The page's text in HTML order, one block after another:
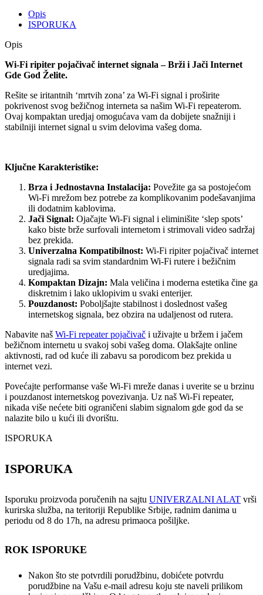
Opis
ISPORUKA
Opis
Wi-Fi ripiter pojačivač internet signala – Brži i Jači Internet
Gde God Želite.
Rešite se iritantnih ‘mrtvih zona’ za Wi-Fi signal i proširite
pokrivenost svog bežičnog interneta sa našim Wi-Fi repeaterom.
Ovaj kompaktan uredjaj omogućava vam da dobijete snažniji i
stabilniji internet signal u svim delovima vašeg doma.
Ključne Karakteristike:
Brza i Jednostavna Instalacija: Povežite ga sa postojećom
Wi-Fi mrežom bez potrebe za komplikovanim podešavanjima
ili dodatnim kablovima.
Jači Signal: Ojačajte Wi-Fi signal i eliminišite ‘slep spots’
kako biste brže surfovali internetom i strimovali video sadržaj
bez prekida.
Univerzalna Kompatibilnost: Wi-Fi ripiter pojačivač internet
signala radi sa svim standardnim Wi-Fi rutere i bežičnim
uredjajima.
Kompaktan Dizajn: Mala veličina i moderna estetika čine ga
diskretnim i lako uklopivim u svaki enterijer.
Pouzdanost: Poboljšajte stabilnost i doslednost vašeg
internetskog signala, bez obzira na udaljenost od rutera.
Nabavite naš Wi-Fi repeater pojačivač i uživajte u bržem i jačem
bežičnom internetu u svakoj sobi vašeg doma. Olakšajte online
aktivnosti, rad od kuće ili zabavu sa porodicom bez prekida u
internet vezi.
Povećajte performanse vaše Wi-Fi mreže danas i uverite se u brzinu
i pouzdanost internetskog povezivanja. Uz naš Wi-Fi repeater,
nikada više nećete biti ograničeni slabim signalom gde god da se
nalazite bilo u kući ili dvorištu.
ISPORUKA
ISPORUKA
Isporuku proizvoda poručenih na sajtu UNIVERZALNI ALAT vrši
kurirska služba, na teritoriji Republike Srbije, radnim danima u
periodu od 8 do 17h, na adresu primaoca pošiljke.
ROK ISPORUKE
Nakon što ste potvrdili porudžbinu, dobićete potvrdu
porudžbine na Vašu e-mail adresu koju ste naveli prilikom